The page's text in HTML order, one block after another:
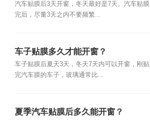
汽车贴膜后3天开窗，冬天最好是7天。汽车贴膜
完后，尽量3天之内不要频繁...
车子贴膜多久才能开窗？
车子贴膜后夏天3天，冬天7天内可以开窗，刚贴
完汽车膜的车子，玻璃通常比...
夏季汽车贴膜后多久能开窗？